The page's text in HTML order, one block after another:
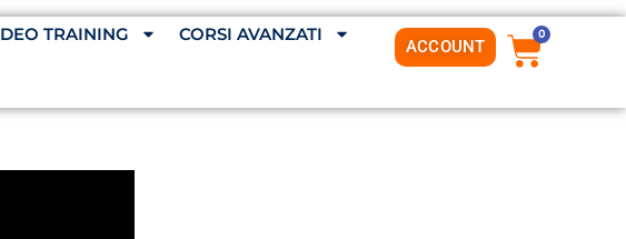
TRAINING CORSI AVANZATI
ACCOUNT
0